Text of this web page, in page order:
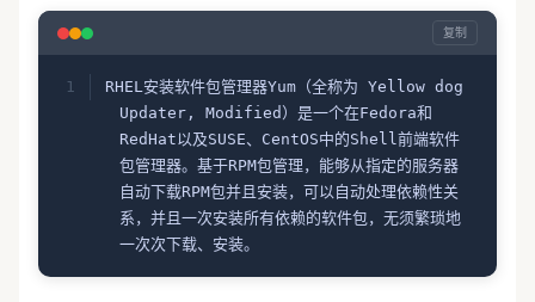
functionality of existing packages
[centosplus]
name=CentOS-5 - Plus
baseurl= http://centos.ustc.edu.cn/cen
tos/5/centosplus/$basearch/
gpgcheck=1
enabled=0
复制
RHEL安装软件包管理器Yum（全称为 Yellow dog
Updater, Modified）是一个在Fedora和
RedHat以及SUSE、CentOS中的Shell前端软件
包管理器。基于RPM包管理，能够从指定的服务器
自动下载RPM包并且安装，可以自动处理依赖性关
系，并且一次安装所有依赖的软件包，无须繁琐地
一次次下载、安装。